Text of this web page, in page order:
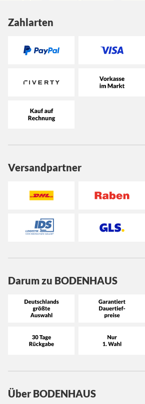
Zahlarten
Versandpartner
Darum zu BODENHAUS
Über BODENHAUS